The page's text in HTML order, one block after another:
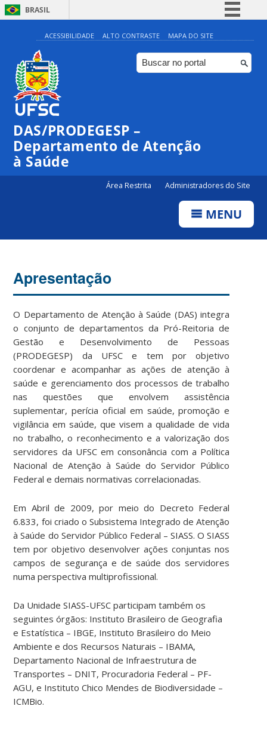
BRASIL
Simplifique!
Comunica BR
Participe
ACESSIBILIDADE ALTO CONTRASTE MAPA DO SITE
DAS/PRODEGESP –
Departamento de Atenção
à Saúde
Área Restrita Administradores do Site
MENU
Apresentação
O Departamento de Atenção à Saúde (DAS) integra
o conjunto de departamentos da Pró-Reitoria de
Gestão e Desenvolvimento de Pessoas
(PRODEGESP) da UFSC e tem por objetivo
coordenar e acompanhar as ações de atenção à
saúde e gerenciamento dos processos de trabalho
nas questões que envolvem assistência
suplementar, perícia oficial em saúde, promoção e
vigilância em saúde, que visem a qualidade de vida
no trabalho, o reconhecimento e a valorização dos
servidores da UFSC em consonância com a Política
Nacional de Atenção à Saúde do Servidor Público
Federal e demais normativas correlacionadas.
Em Abril de 2009, por meio do Decreto Federal
6.833, foi criado o Subsistema Integrado de Atenção
à Saúde do Servidor Público Federal – SIASS. O SIASS
tem por objetivo desenvolver ações conjuntas nos
campos de segurança e de saúde dos servidores
numa perspectiva multiprofissional.
Da Unidade SIASS-UFSC participam também os
seguintes órgãos: Instituto Brasileiro de Geografia
e Estatística – IBGE, Instituto Brasileiro do Meio
Ambiente e dos Recursos Naturais – IBAMA,
Departamento Nacional de Infraestrutura de
Transportes – DNIT, Procuradoria Federal – PF-
AGU, e Instituto Chico Mendes de Biodiversidade –
ICMBio.